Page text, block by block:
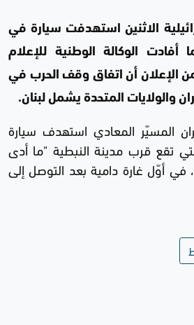
الاثنين استهدفت سيارة في
الوكالة الوطنية للإعلام
الإعلان أن اتفاق وقف الحرب في
والولايات المتحدة يشمل لبنان.
المسيّر المعادي استهدف سيارة
تقع قرب مدينة النبطية "ما أدى
في أوّل غارة دامية بعد التوصل إلى